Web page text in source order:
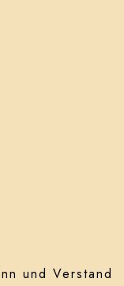
und Verstand